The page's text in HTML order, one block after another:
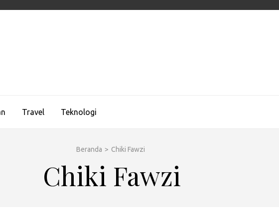
Travel Teknologi
Beranda > Chiki Fawzi
Chiki Fawzi